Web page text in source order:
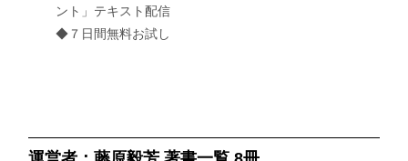
ント」テキスト配信
◆７日間無料お試し